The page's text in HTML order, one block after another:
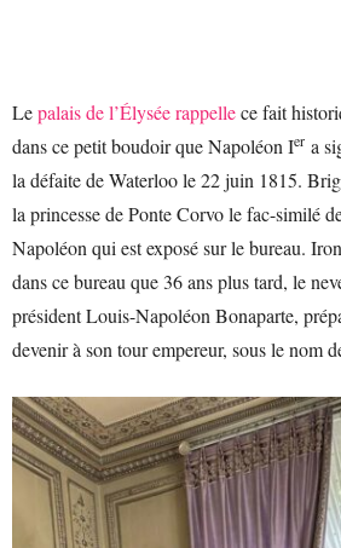
Lepalais de l’Élysée rappellece fait
dans ce petit boudoir que Napoléon Ier a
la défaite de Waterloo le 22 juin 1815.
la princesse de Ponte Corvo le fac-similé
Napoléon qui est exposé sur le bureau.
dans ce bureau que 36 ans plus tard, le
président Louis-Napoléon Bonaparte,
devenir à son tour empereur, sous le nom